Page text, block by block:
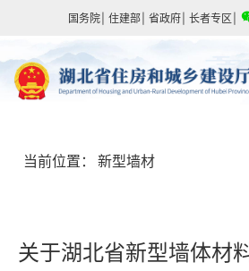
国务院 住建部 省政府 长者专区
当前位置： 新型墙材
关于湖北省新型墙体材